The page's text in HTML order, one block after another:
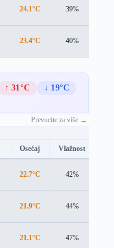
24.1°C 39%
23.4°C 40%
↑ 31°C
↓ 19°C
Prevucite za više →
Osećaj Vlažnost
22.7°C 42%
21.9°C 44%
21.1°C 47%